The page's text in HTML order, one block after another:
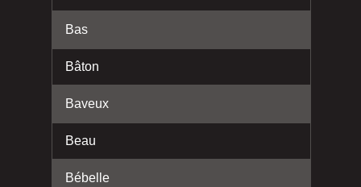
Bas
Bâton
Baveux
Beau
Bébelle